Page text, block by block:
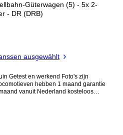
Güterwagen (5) - 5x 2-
- DR (DRB)
ausgewählt
zijn
hebben 1 maand garantie